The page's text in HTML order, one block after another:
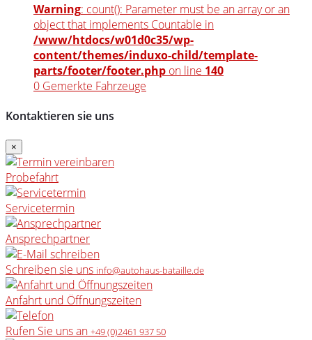
Warning: count(): Parameter must be an array or an
object that implements Countable in
/www/htdocs/w01d0c35/wp-
content/themes/induxo-child/template-
parts/footer/footer.php on line 140
0 Gemerkte Fahrzeuge
Kontaktieren sie uns
×
Probefahrt
Servicetermin
Ansprechpartner
Schreiben sie uns info@autohaus-bataille.de
Anfahrt und Öffnungszeiten
Rufen Sie uns an +49 (0)2461 937 50